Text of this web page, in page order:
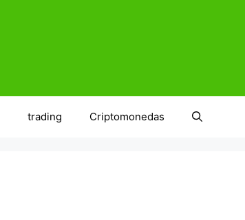
trading Criptomonedas